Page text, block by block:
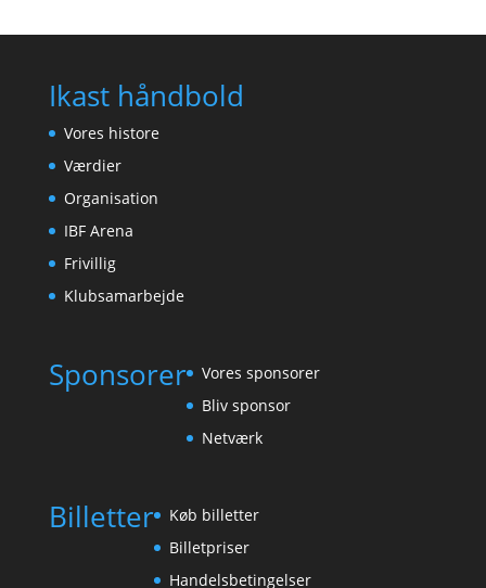
Ikast håndbold
Vores histore
Værdier
Organisation
IBF Arena
Frivillig
Klubsamarbejde
Sponsorer
Vores sponsorer
Bliv sponsor
Netværk
Billetter
Køb billetter
Billetpriser
Handelsbetingelser